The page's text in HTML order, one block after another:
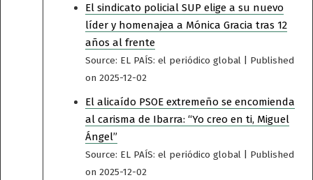
El sindicato policial SUP elige a su nuevo
líder y homenajea a Mónica Gracia tras 12
años al frente
Source: EL PAÍS: el periódico global
Published
on 2025-12-02
El alicaído PSOE extremeño se encomienda
al carisma de Ibarra: “Yo creo en ti, Miguel
Ángel”
Source: EL PAÍS: el periódico global
Published
on 2025-12-02